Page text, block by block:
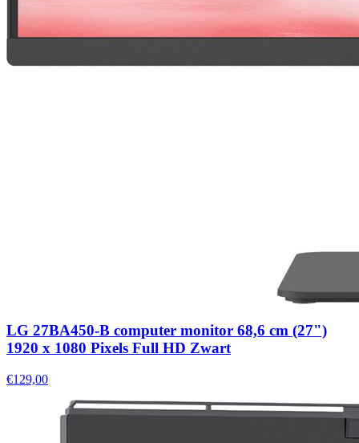
LG 27BA450-B computer monitor 68,6 cm (27")
1920 x 1080 Pixels Full HD Zwart
€129,00